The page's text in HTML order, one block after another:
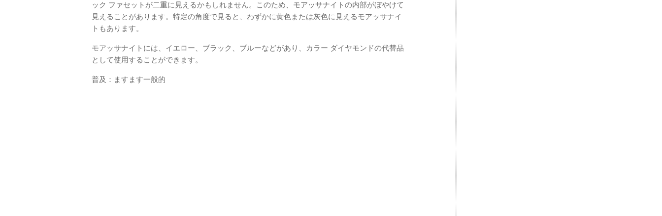
ック ファセットが二重に見えるかもしれません。このため、モアッサナイトの内部がぼやけて
見えることがあります。特定の角度で見ると、わずかに黄色または灰色に見えるモアッサナイ
トもあります。
モアッサナイトには、イエロー、ブラック、ブルーなどがあり、カラー ダイヤモンドの代替品
として使用することができます。
普及：ますます一般的